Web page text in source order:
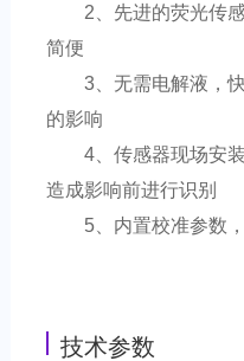
2、先进的荧光传
简便
3、无需电解液，
的影响
4、传感器现场安
造成影响前进行识别
5、内置校准参数
技术参数